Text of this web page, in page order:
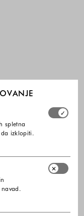
Obvezni
spletna
izklopiti.